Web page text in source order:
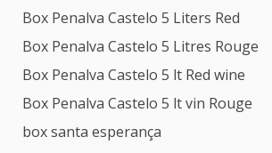
Box Penalva Castelo 5 Liters Red
Box Penalva Castelo 5 Litres Rouge
Box Penalva Castelo 5 lt Red wine
Box Penalva Castelo 5 lt vin Rouge
box santa esperança